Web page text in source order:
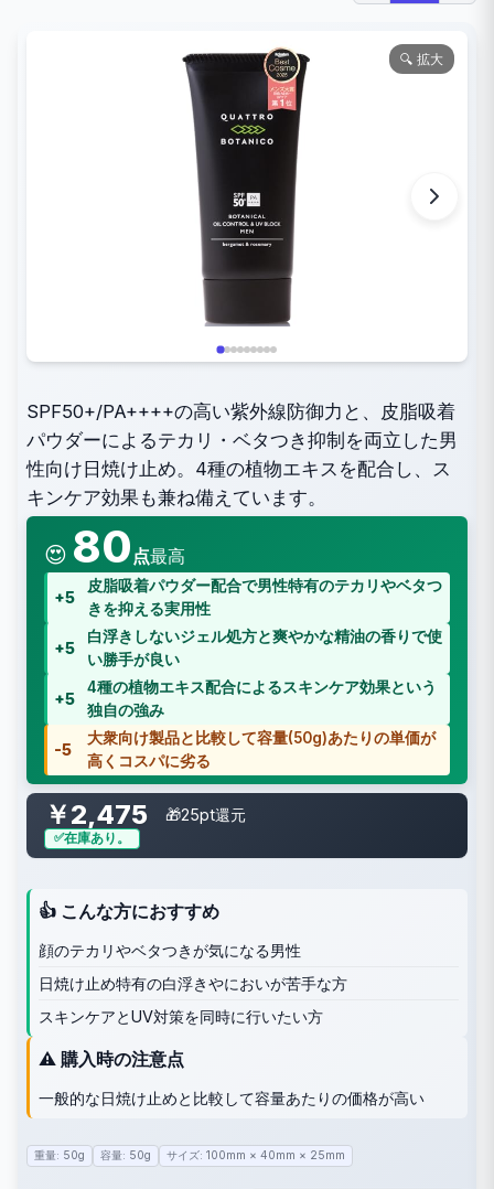
🔍 拡大
SPF50+/PA++++の高い紫外線防御力と、皮脂吸着
パウダーによるテカリ・ベタつき抑制を両立した男
性向け日焼け止め。4種の植物エキスを配合し、ス
キンケア効果も兼ね備えています。
😍 80 点最高
+5
皮脂吸着パウダー配合で男性特有のテカリやベタつ
きを抑える実用性
+5
白浮きしないジェル処方と爽やかな精油の香りで使
い勝手が良い
+5
4種の植物エキス配合によるスキンケア効果という
独自の強み
-5
大衆向け製品と比較して容量(50g)あたりの単価が
高くコスパに劣る
￥2,475 🎁25pt還元
在庫あり。
👍 こんな方におすすめ
顔のテカリやベタつきが気になる男性
日焼け止め特有の白浮きやにおいが苦手な方
スキンケアとUV対策を同時に行いたい方
⚠️ 購入時の注意点
一般的な日焼け止めと比較して容量あたりの価格が高い
重量: 50g 容量: 50g サイズ: 100mm × 40mm × 25mm